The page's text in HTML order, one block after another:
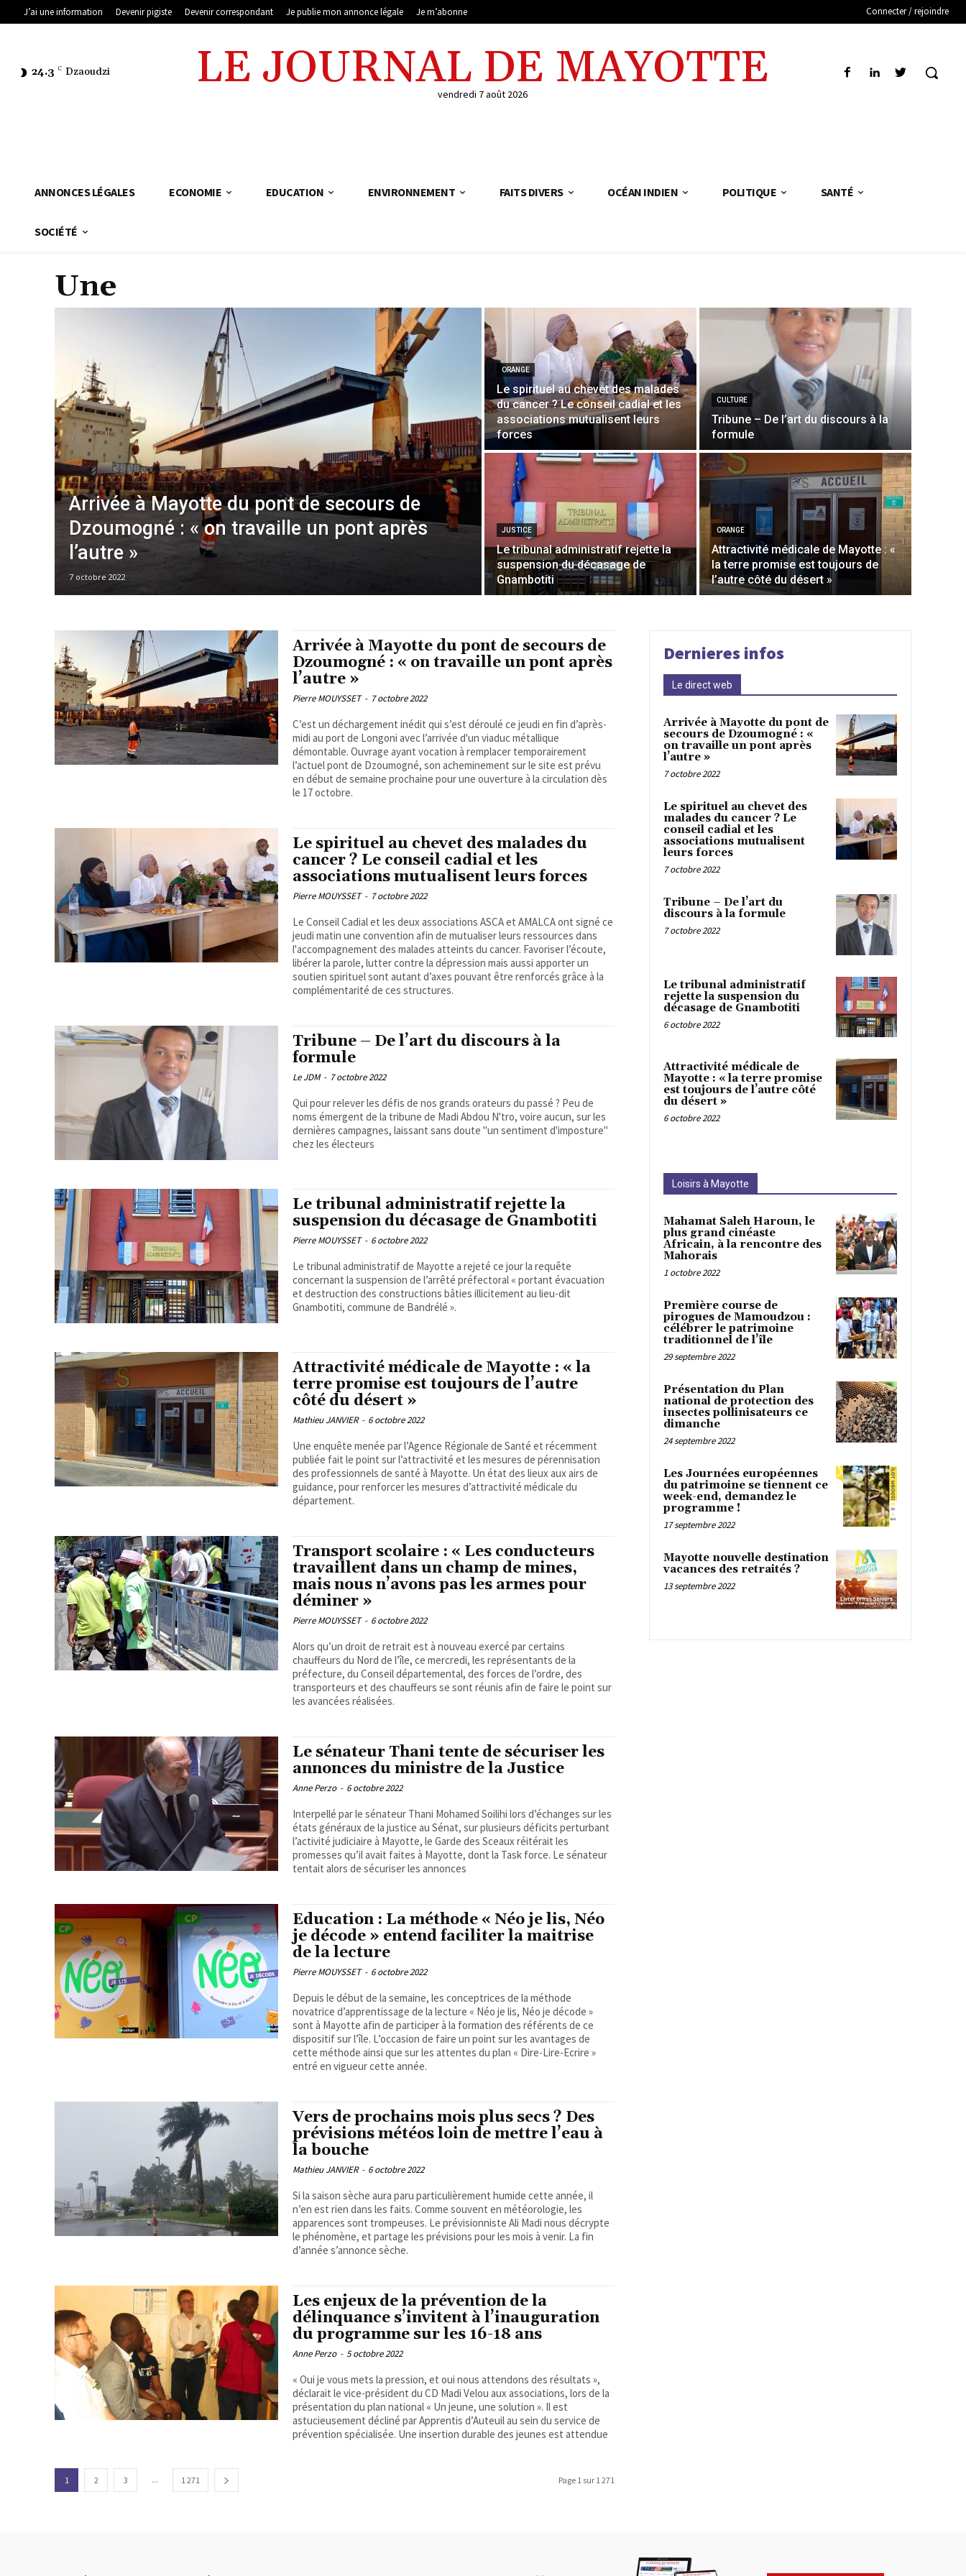
J’ai une information Devenir pigiste Devenir correspondant Je publie mon annonce légale Je m’abonne Connecter / rejoindre
24.3 C Dzaoudzi LE JOURNAL DE MAYOTTE
vendredi 7 août 2026
ANNONCES LÉGALES ECONOMIE EDUCATION ENVIRONNEMENT FAITS DIVERS OCÉAN INDIEN POLITIQUE SANTÉ
SOCIÉTÉ
Une
Arrivée à Mayotte du pont de secours de
Dzoumogné : « on travaille un pont après
l’autre »
7 octobre 2022
ORANGE
Le spirituel au chevet des malades
du cancer ? Le conseil cadial et les
associations mutualisent leurs
forces
CULTURE
Tribune – De l’art du discours à la
formule
JUSTICE
Le tribunal administratif rejette la
suspension du décasage de
Gnambotiti
ORANGE
Attractivité médicale de Mayotte : «
la terre promise est toujours de
l’autre côté du désert »
Arrivée à Mayotte du pont de secours de
Dzoumogné : « on travaille un pont après
l’autre »
Pierre MOUYSSET - 7 octobre 2022
C’est un déchargement inédit qui s’est déroulé ce jeudi en fin d’après-
midi au port de Longoni avec l’arrivée d'un viaduc métallique
démontable. Ouvrage ayant vocation à remplacer temporairement
l’actuel pont de Dzoumogné, son acheminement sur le site est prévu
en début de semaine prochaine pour une ouverture à la circulation dès
le 17 octobre.
Le spirituel au chevet des malades du
cancer ? Le conseil cadial et les
associations mutualisent leurs forces
Pierre MOUYSSET - 7 octobre 2022
Le Conseil Cadial et les deux associations ASCA et AMALCA ont signé ce
jeudi matin une convention afin de mutualiser leurs ressources dans
l'accompagnement des malades atteints du cancer. Favoriser l’écoute,
libérer la parole, lutter contre la dépression mais aussi apporter un
soutien spirituel sont autant d’axes pouvant être renforcés grâce à la
complémentarité de ces structures.
Tribune – De l’art du discours à la
formule
Le JDM - 7 octobre 2022
Qui pour relever les défis de nos grands orateurs du passé ? Peu de
noms émergent de la tribune de Madi Abdou N'tro, voire aucun, sur les
dernières campagnes, laissant sans doute "un sentiment d'imposture"
chez les électeurs
Le tribunal administratif rejette la
suspension du décasage de Gnambotiti
Pierre MOUYSSET - 6 octobre 2022
Le tribunal administratif de Mayotte a rejeté ce jour la requête
concernant la suspension de l’arrêté préfectoral « portant évacuation
et destruction des constructions bâties illicitement au lieu-dit
Gnambotiti, commune de Bandrélé ».
Attractivité médicale de Mayotte : « la
terre promise est toujours de l’autre
côté du désert »
Mathieu JANVIER - 6 octobre 2022
Une enquête menée par l’Agence Régionale de Santé et récemment
publiée fait le point sur l’attractivité et les mesures de pérennisation
des professionnels de santé à Mayotte. Un état des lieux aux airs de
guidance, pour renforcer les mesures d’attractivité médicale du
département.
Transport scolaire : « Les conducteurs
travaillent dans un champ de mines,
mais nous n’avons pas les armes pour
déminer »
Pierre MOUYSSET - 6 octobre 2022
Alors qu’un droit de retrait est à nouveau exercé par certains
chauffeurs du Nord de l’île, ce mercredi, les représentants de la
préfecture, du Conseil départemental, des forces de l’ordre, des
transporteurs et des chauffeurs se sont réunis afin de faire le point sur
les avancées réalisées.
Le sénateur Thani tente de sécuriser les
annonces du ministre de la Justice
Anne Perzo - 6 octobre 2022
Interpellé par le sénateur Thani Mohamed Soilihi lors d’échanges sur les
états généraux de la justice au Sénat, sur plusieurs déficits perturbant
l’activité judiciaire à Mayotte, le Garde des Sceaux réitérait les
promesses qu’il avait faites à Mayotte, dont la Task force. Le sénateur
tentait alors de sécuriser les annonces
Education : La méthode « Néo je lis, Néo
je décode » entend faciliter la maitrise
de la lecture
Pierre MOUYSSET - 6 octobre 2022
Depuis le début de la semaine, les conceptrices de la méthode
novatrice d’apprentissage de la lecture « Néo je lis, Néo je décode »
sont à Mayotte afin de participer à la formation des référents de ce
dispositif sur l’île. L’occasion de faire un point sur les avantages de
cette méthode ainsi que sur les attentes du plan « Dire-Lire-Ecrire »
entré en vigueur cette année.
Vers de prochains mois plus secs ? Des
prévisions météos loin de mettre l’eau à
la bouche
Mathieu JANVIER - 6 octobre 2022
Si la saison sèche aura paru particulièrement humide cette année, il
n’en est rien dans les faits. Comme souvent en météorologie, les
apparences sont trompeuses. Le prévisionniste Ali Madi nous décrypte
le phénomène, et partage les prévisions pour les mois à venir. La fin
d’année s’annonce sèche.
Les enjeux de la prévention de la
délinquance s’invitent à l’inauguration
du programme sur les 16-18 ans
Anne Perzo - 5 octobre 2022
« Oui je vous mets la pression, et oui nous attendons des résultats »,
déclarait le vice-président du CD Madi Velou aux associations, lors de la
présentation du plan national « Un jeune, une solution ». Il est
astucieusement décliné par Apprentis d’Auteuil au sein du service de
prévention spécialisée. Une insertion durable des jeunes est attendue
1 2 3 ... 1 271 Page 1 sur 1 271
Dernieres infos
Le direct web
Arrivée à Mayotte du pont de
secours de Dzoumogné : «
on travaille un pont après
l’autre »
7 octobre 2022
Le spirituel au chevet des
malades du cancer ? Le
conseil cadial et les
associations mutualisent
leurs forces
7 octobre 2022
Tribune – De l’art du
discours à la formule
7 octobre 2022
Le tribunal administratif
rejette la suspension du
décasage de Gnambotiti
6 octobre 2022
Attractivité médicale de
Mayotte : « la terre promise
est toujours de l’autre côté
du désert »
6 octobre 2022
Loisirs à Mayotte
Mahamat Saleh Haroun, le
plus grand cinéaste
Africain, à la rencontre des
Mahorais
1 octobre 2022
Première course de
pirogues de Mamoudzou :
célébrer le patrimoine
traditionnel de l’île
29 septembre 2022
Présentation du Plan
national de protection des
insectes pollinisateurs ce
dimanche
24 septembre 2022
Les Journées européennes
du patrimoine se tiennent ce
week-end, demandez le
programme !
17 septembre 2022
Mayotte nouvelle destination
vacances des retraités ?
13 septembre 2022